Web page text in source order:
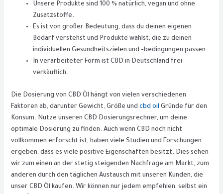
Unsere Produkte sind 100 % natürlich, vegan und ohne
Zusatzstoffe.
Es ist von großer Bedeutung, dass du deinen eigenen
Bedarf verstehst und Produkte wählst, die zu deinen
individuellen Gesundheitszielen und -bedingungen passen.
In verarbeiteter Form ist CBD in Deutschland frei
verkäuflich.
Die Dosierung von CBD Öl hängt von vielen verschiedenen
Faktoren ab, darunter Gewicht, Größe undcbd oil Gründe für den
Konsum. Nutze unseren CBD Dosierungsrechner, um deine
optimale Dosierung zu finden. Auch wenn CBD noch nicht
vollkommen erforscht ist, haben viele Studien und Forschungen
ergeben, dass es viele positive Eigenschaften besitzt. Dies sehen
wir zum einen an der stetig steigenden Nachfrage am Markt, zum
anderen durch den täglichen Austausch mit unseren Kunden, die
unser CBD Öl kaufen. Wir können nur jedem empfehlen, selbst ein